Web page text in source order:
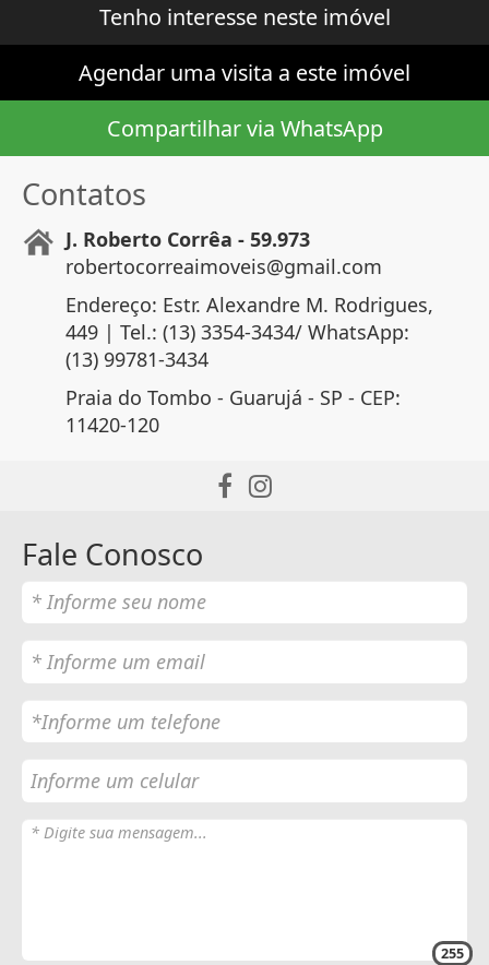
Tenho interesse neste imóvel
Agendar uma visita a este imóvel
Compartilhar via WhatsApp
Contatos
J. Roberto Corrêa - 59.973
robertocorreaimoveis@gmail.com
Endereço: Estr. Alexandre M. Rodrigues,
449 | Tel.: (13) 3354-3434/ WhatsApp:
(13) 99781-3434
Praia do Tombo - Guarujá - SP - CEP:
11420-120
Fale Conosco
255